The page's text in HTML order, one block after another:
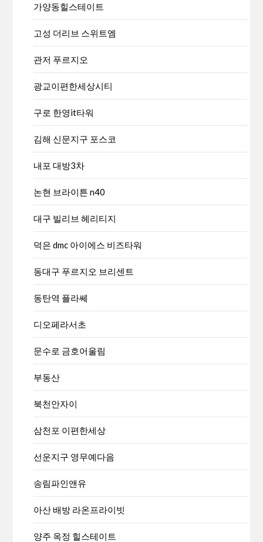
가양동힐스테이트
고성 더리브 스위트엠
관저 푸르지오
광교이편한세상시티
구로 한영it타워
김해 신문지구 포스코
내포 대방3차
논현 브라이튼 n40
대구 빌리브 헤리티지
덕은 dmc 아이에스 비즈타워
동대구 푸르지오 브리센트
동탄역 플라쎄
디오페라서초
문수로 금호어울림
부동산
북천안자이
삼천포 이편한세상
선운지구 영무예다음
송림파인앤유
아산 배방 라온프라이빗
양주 옥정 힐스테이트